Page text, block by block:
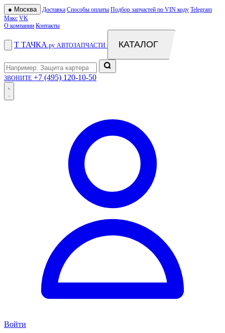
● Москва Доставка Способы оплаты Подбор запчастей по VIN коду Telegram
Макс VK
О компании Контакты
Т ТАЧКА .ру АВТОЗАПЧАСТИ КАТАЛОГ
ЗВОНИТЕ +7 (495) 120-10-50
Войти